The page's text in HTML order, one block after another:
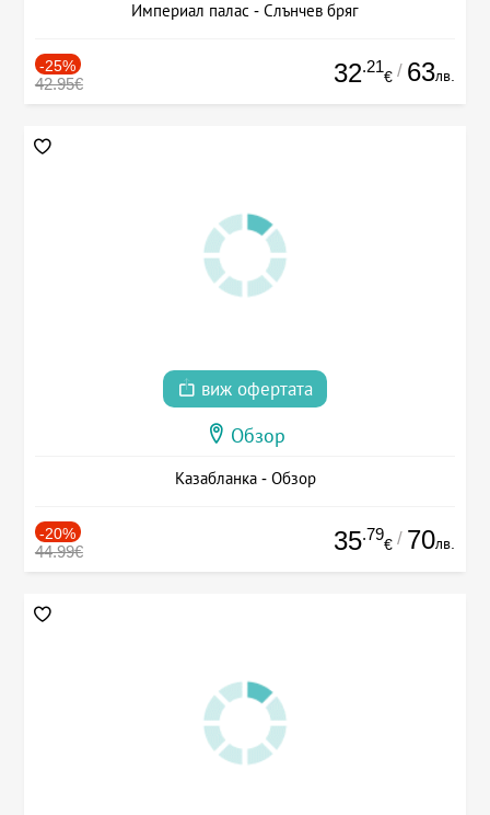
Империал палас - Слънчев бряг
-25%
42.95€ 32.21
€ / 63лв.
виж офертата
Обзор
Казабланка - Обзор
-20%
44.99€ 35.79
€ / 70лв.